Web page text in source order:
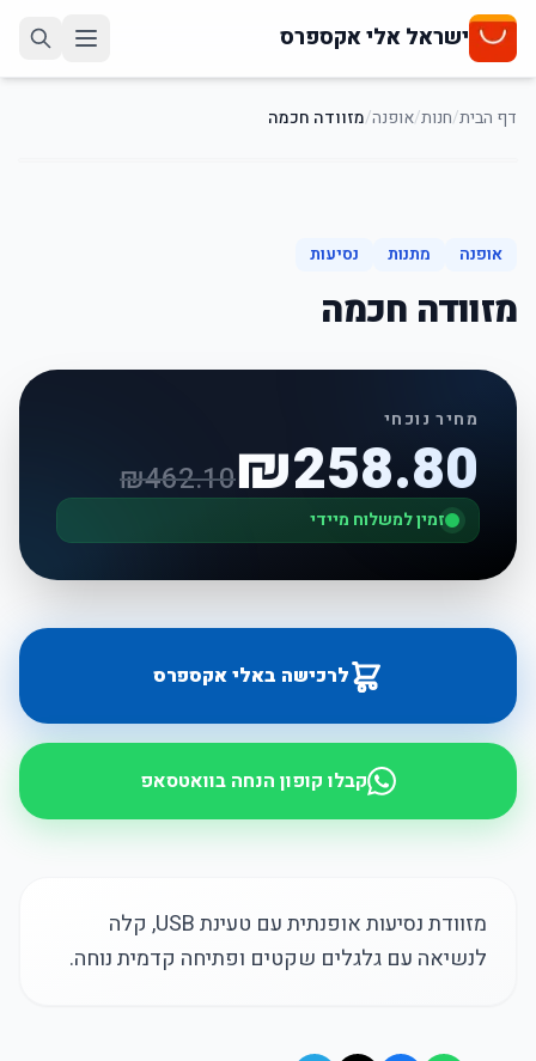
ישראל אלי אקספרס
דף הבית/חנות/אופנה/מזוודה חכמה
אופנה
מתנות נסיעות
מזוודה חכמה
מחיר נוכחי
₪258.80
₪462.10
זמין למשלוח מיידי
לרכישה באלי אקספרס
קבלו קופון הנחה בוואטסאפ
מזוודת נסיעות אופנתית עם טעינת USB, קלה
לנשיאה עם גלגלים שקטים ופתיחה קדמית נוחה.